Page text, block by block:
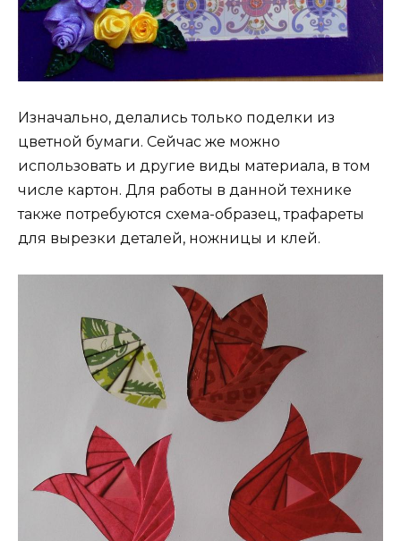
Изначально, делались только поделки из
цветной бумаги. Сейчас же можно
использовать и другие виды материала, в том
числе картон. Для работы в данной технике
также потребуются схема-образец, трафареты
для вырезки деталей, ножницы и клей.